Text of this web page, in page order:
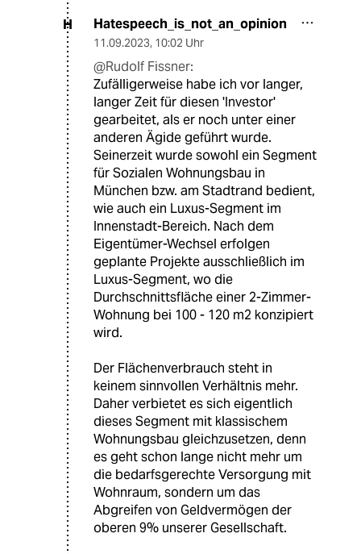
H Hatespeech_is_not_an_opinion
11.09.2023, 10:02 Uhr
@Rudolf Fissner:
Zufälligerweise habe ich vor langer,
langer Zeit für diesen 'Investor'
gearbeitet, als er noch unter einer
anderen Ägide geführt wurde.
Seinerzeit wurde sowohl ein Segment
für Sozialen Wohnungsbau in
München bzw. am Stadtrand bedient,
wie auch ein Luxus-Segment im
Innenstadt-Bereich. Nach dem
Eigentümer-Wechsel erfolgen
geplante Projekte ausschließlich im
Luxus-Segment, wo die
Durchschnittsfläche einer 2-Zimmer-
Wohnung bei 100 - 120 m2 konzipiert
wird.
Der Flächenverbrauch steht in
keinem sinnvollen Verhältnis mehr.
Daher verbietet es sich eigentlich
dieses Segment mit klassischem
Wohnungsbau gleichzusetzen, denn
es geht schon lange nicht mehr um
die bedarfsgerechte Versorgung mit
Wohnraum, sondern um das
Abgreifen von Geldvermögen der
oberen 9% unserer Gesellschaft.